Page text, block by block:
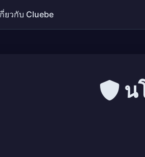
กี่ยวกับ Cluebe
น